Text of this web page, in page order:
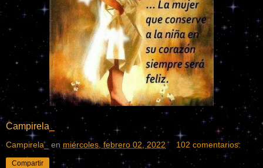
Campirela_
Campirela_ en miércoles, febrero 02, 2022 102 comentarios:
Compartir